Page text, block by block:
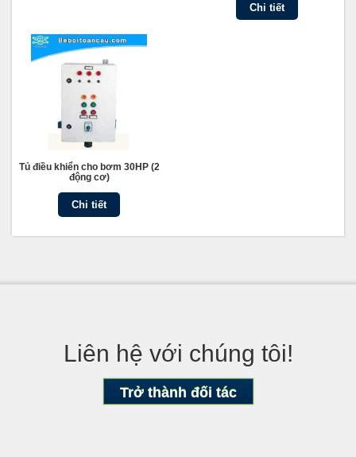
Chi tiết
Tủ điều khiển cho bơm 30HP (2
động cơ)
Chi tiết
Liên hệ với chúng tôi!
Trở thành đối tác